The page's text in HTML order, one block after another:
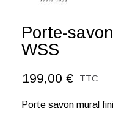
Porte-
WSS
199,00 € TTC
Porte savon mural